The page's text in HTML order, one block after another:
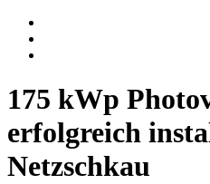
175 kWp
erfolgreich
Netzschkau